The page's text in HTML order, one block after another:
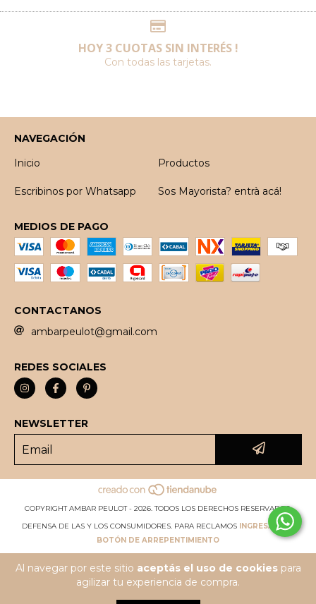
Al navegar por este sitio aceptás el uso de cookiespara
agilizar tu experiencia de compra.
HOY 3 CUOTAS SIN INTERÉS !
Con todas las tarjetas.
NAVEGACIÓN
Inicio
Productos
Escribinos por Whatsapp Sos Mayorista? entrà acá!
MEDIOS DE PAGO
CONTACTANOS
ambarpeulot@gmail.com
REDES SOCIALES
NEWSLETTER
COPYRIGHT AMBAR PEULOT - 2026. TODOS LOS DERECHOS RESERVADOS.
DEFENSA DE LAS Y LOS CONSUMIDORES. PARA RECLAMOS INGRESÁ ACÁ.
BOTÓN DE ARREPENTIMIENTO